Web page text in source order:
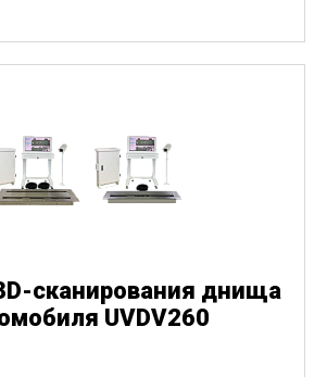
сканирования днища
UVDV260